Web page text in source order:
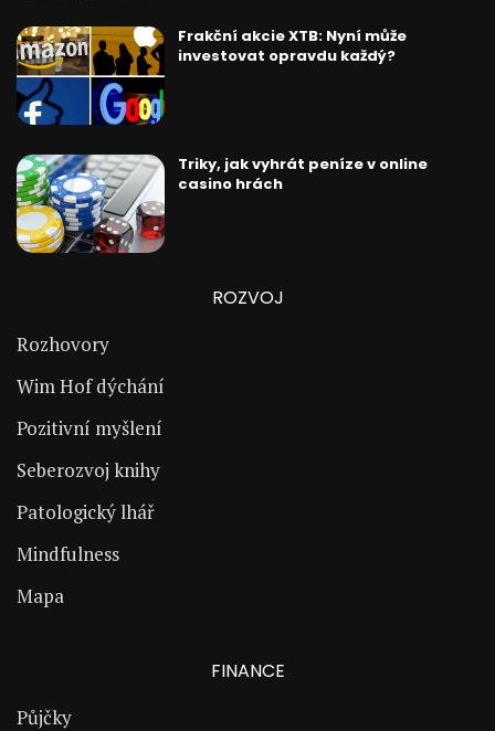
Frakční akcie XTB: Nyní může
investovat opravdu každý?
Triky, jak vyhrát peníze v online
casino hrách
ROZVOJ
Rozhovory
Wim Hof dýchání
Pozitivní myšlení
Seberozvoj knihy
Patologický lhář
Mindfulness
Mapa
FINANCE
Půjčky